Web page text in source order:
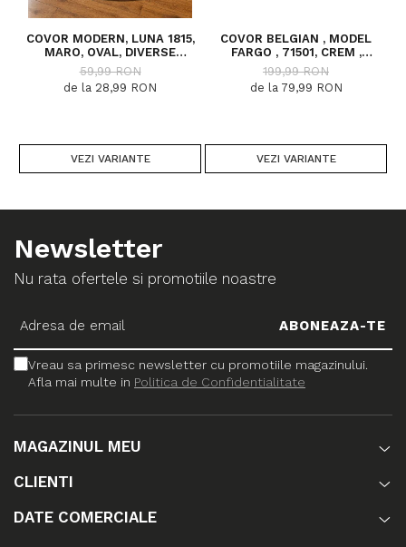
COVOR MODERN, LUNA 1815,
MARO, OVAL, DIVERSE
DIMENSIUNI, 1300 GR/MP
59,99 RON
de la 28,99 RON
VEZI VARIANTE
COVOR BELGIAN , MODEL
FARGO , 71501, CREM ,
DIVERSE DIMENSIUNI
199,99 RON
de la 79,99 RON
VEZI VARIANTE
Newsletter
Nu rata ofertele si promotiile noastre
Vreau sa primesc newsletter cu promotiile magazinului.
Afla mai multe in Politica de Confidentialitate
MAGAZINUL MEU
CLIENTI
DATE COMERCIALE